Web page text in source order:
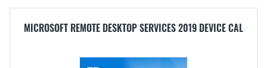
MICROSOFT REMOTE DESKTOP SERVICES 2019 DEVICE CAL